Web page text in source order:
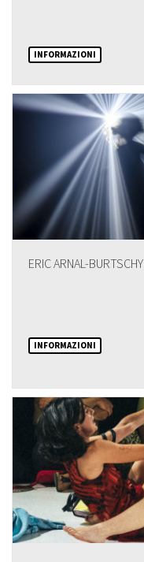
INFORMAZIONI
ERIC ARNAL-BURTSCHY
INFORMAZIONI